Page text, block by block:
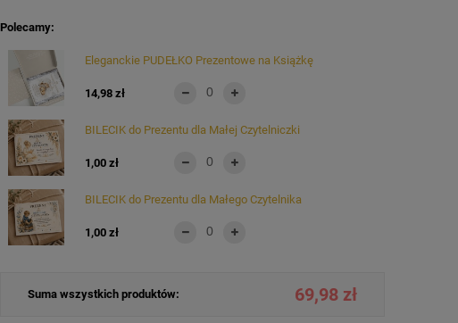
Polecamy:
Eleganckie PUDEŁKO Prezentowe na Książkę
14,98 zł
BILECIK do Prezentu dla Małej Czytelniczki
1,00 zł
BILECIK do Prezentu dla Małego Czytelnika
1,00 zł
Suma wszystkich produktów: 69,98 zł